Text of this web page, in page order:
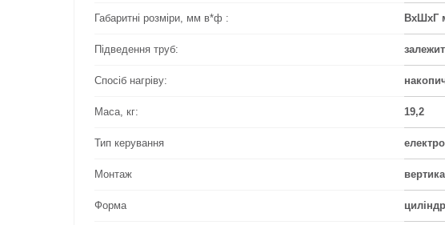
Габаритні розміри, мм в*ф : ВхШхГ
Підведення труб:
Спосіб нагріву:
Маса, кг: 19,2
Тип керування
Монтаж
Форма